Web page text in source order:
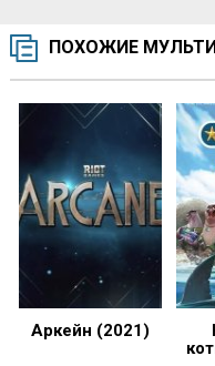
ПОХОЖИЕ
Аркейн (2021)